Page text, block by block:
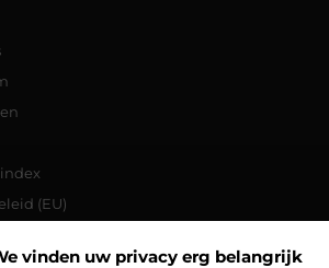
vinden uw privacy erg belangrijk
(EU)
vindbaarheid